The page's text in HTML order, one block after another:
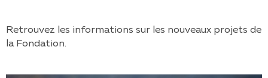
Retrouvez les informations sur les nouveaux projets de
la Fondation.